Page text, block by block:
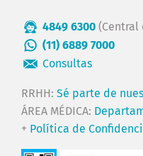
4849 6300 (Central
(11) 6889 7000
Consultas
RRHH: Sé parte de
ÁREA MÉDICA:
+ Política de